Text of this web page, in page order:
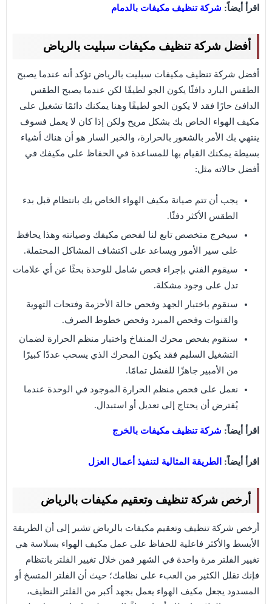
اقرأ أيضاً: شركة تنظيف مكيفات بالدمام
أفضل شركة تنظيف مكيفات سبليت بالرياض
أفضل شركة تنظيف مكيفات سبليت بالرياض تؤكد أنه عندما يصبح
الطقس البارد دافئًا يكون الجو لطيفًا لكن عندما يصبح الطقس
الدافئ حارًا فقد لا يكون الجو لطيفًا وهنا يمكنك دائمًا تشغيل على
مكيف الهواء الخاص بك بشكل مريح ولكن إذا كان لا يعمل فسوف
ينتهي بك الأمر بالشعور بالحرارة، والخبر السار هو أن هناك أشياء
بسيطة يمكنك القيام بها للمساعدة في الحفاظ على مكيفك في
أفضل حالاته مثل:
يجب أن تتم صيانة مكيف الهواء الخاص بك بانتظام قبل بدء
الطقس الأكثر دفئًا.
سيخرج متخصص تابع لنا لفحص مكيفك وصيانته وهذا يحافظ
على سير الأمور ويساعد على اكتشاف المشاكل المحتملة.
سيقوم الفني بإجراء فحص شامل للوحدة بحثًا عن أي علامات
تدل على وجود مشكلة.
سنقوم باختبار الجهد وفحص حالة الأحزمة وفتحات التهوية
والقنوات وفحص المبرد وفحص خطوط الصرف.
سنقوم بفحص محرك المنفاخ واختبار منظم الحرارة لضمان
التشغيل السليم فقد يكون المحرك الذي يسحب عددًا كبيرًا
من الأمبير جاهزًا للفشل تمامًا.
نعمل على فحص منظم الحرارة الموجود في الوحدة عندما
يُفترض أن يحتاج إلى تعديل أو استبدال.
اقرأ أيضاً: شركة تنظيف مكيفات بالخرج
اقرأ أيضاً: الطريقة المثالية لتنفيذ أعمال العزل
أرخص شركة تنظيف وتعقيم مكيفات بالرياض
أرخص شركة تنظيف وتعقيم مكيفات بالرياض تشير إلى أن الطريقة
الأبسط والأكثر فاعلية للحفاظ على عمل مكيف الهواء بسلاسة هي
تغيير الفلتر مرة واحدة في الشهر فمن خلال تغيير الفلتر بانتظام
فإنك تقلل الكثير من العبء على نظامك؛ حيث أن الفلتر المتسخ أو
المسدود يجعل مكيف الهواء يعمل بجهد أكبر من الفلتر النظيف،